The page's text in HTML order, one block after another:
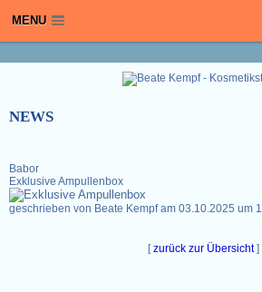
MENU
NEWS
Babor
Exklusive Ampullenbox
geschrieben von Beate Kempf am 03.10.2025 um
[zurück zur Übersicht]